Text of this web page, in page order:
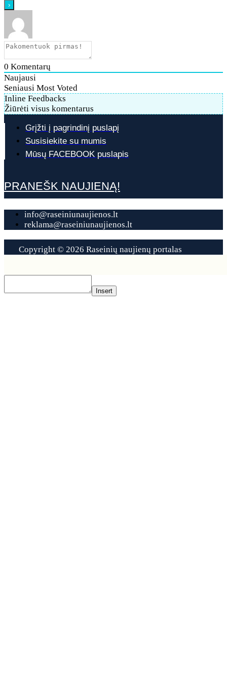
0 Komentarų
Naujausi
Seniausi Most Voted
Inline Feedbacks
Žiūrėti visus komentarus
Grįžti į pagrindinį puslapį
Susisiekite su mumis
Mūsų FACEBOOK puslapis
PRANEŠK NAUJIENĄ!
info@raseiniunaujienos.lt
reklama@raseiniunaujienos.lt
Copyright © 2026 Raseinių naujienų portalas
Contact
Insert